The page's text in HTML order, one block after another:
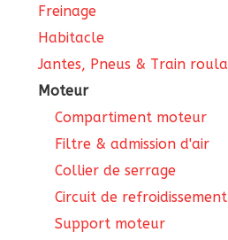
Freinage
Habitacle
Jantes, Pneus & Train
Moteur
Compartiment moteur
Filtre & admission d'air
Collier de serrage
Circuit de refroidissement
Support moteur